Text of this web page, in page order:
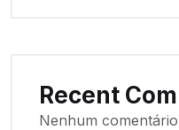
Recent
Nenhum